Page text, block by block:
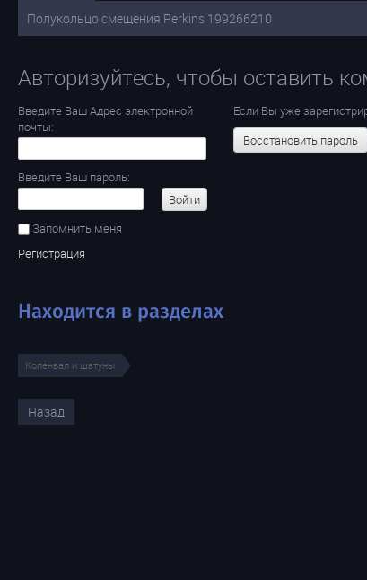
Полукольцо смещения Perkins 199266210
Авторизуйтесь, чтобы оставить
Введите Ваш Адрес электронной
почты:
Введите Ваш пароль:
Войти
Запомнить меня
Регистрация
Если Вы уже
Восстановить пароль
Находится в разделах
Коленвал и шатуны
Назад